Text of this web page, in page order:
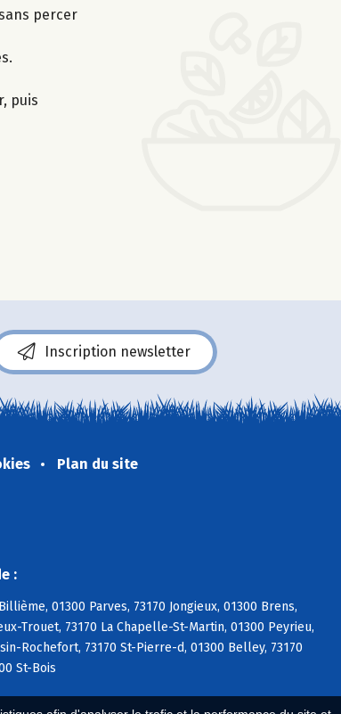
percer
puis
Inscription newsletter
Plan du site
:
01300 Parves, 73170 Jongieux, 01300 Brens,
Trouet, 73170 La Chapelle-St-Martin, 01300 Peyrieu,
Rochefort, 73170 St-Pierre-d, 01300 Belley, 73170
St-Bois